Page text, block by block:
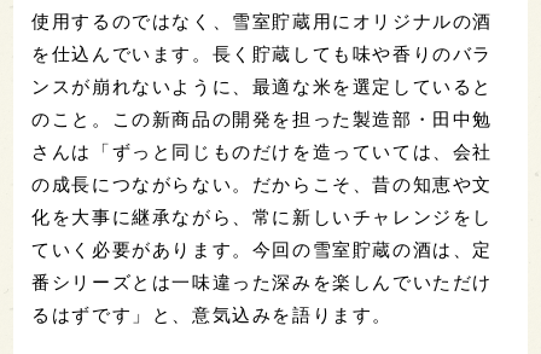
使用するのではなく、雪室貯蔵用にオリジナルの酒
を仕込んでいます。長く貯蔵しても味や香りのバラ
ンスが崩れないように、最適な米を選定していると
のこと。この新商品の開発を担った製造部・田中勉
さんは「ずっと同じものだけを造っていては、会社
の成長につながらない。だからこそ、昔の知恵や文
化を大事に継承ながら、常に新しいチャレンジをし
ていく必要があります。今回の雪室貯蔵の酒は、定
番シリーズとは一味違った深みを楽しんでいただけ
るはずです」と、意気込みを語ります。